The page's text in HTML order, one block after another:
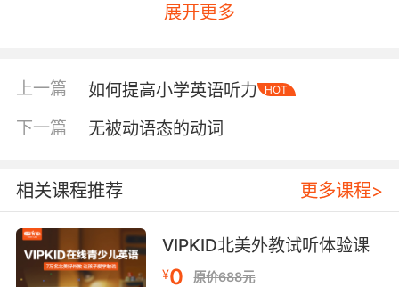
长本身，而家长的陪伴能让孩子建立自信心，也
而家长为孩子选择培训机构的时候，不要过分追
求短期见效，学习英语需要科学地安排长期的计
划。不要觉得单词量、背单词是孩子在培训机构
才是关键。只有对英语产生兴趣，才能进而培养
英语语感，形成规范的语音语调，这也是为后期
开口表达英语打下好的基础。
英语原版动画片是孩子学习英语的一种辅助方
展开更多
上一篇 如何提高小学英语听力 HOT
下一篇 无被动语态的动词
相关课程推荐 更多课程>
VIPKID北美外教试听体验课
¥0 原价688元